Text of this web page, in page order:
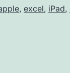
, excel, iPad,